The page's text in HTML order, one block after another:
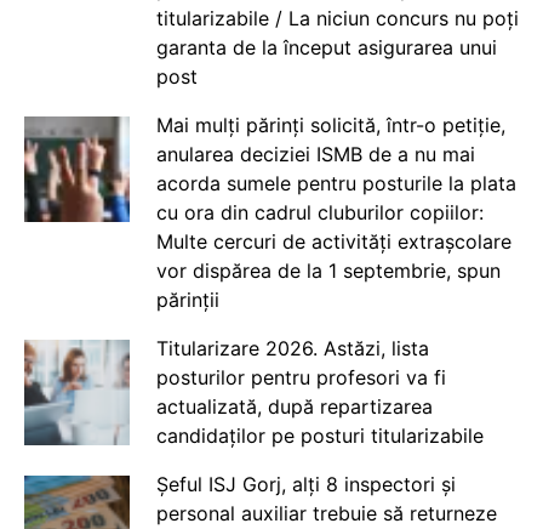
titularizabile / La niciun concurs nu poți
garanta de la început asigurarea unui
post
Mai mulți părinți solicită, într-o petiție,
anularea deciziei ISMB de a nu mai
acorda sumele pentru posturile la plata
cu ora din cadrul cluburilor copiilor:
Multe cercuri de activități extrașcolare
vor dispărea de la 1 septembrie, spun
părinții
Titularizare 2026. Astăzi, lista
posturilor pentru profesori va fi
actualizată, după repartizarea
candidaților pe posturi titularizabile
Șeful ISJ Gorj, alți 8 inspectori și
personal auxiliar trebuie să returneze